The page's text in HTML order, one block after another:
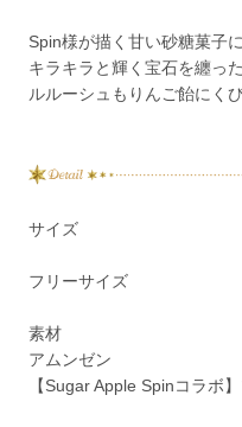
Spin様が描く甘い砂糖菓子
キラキラと輝く宝石を纏っ
ルルーシュもりんご飴にく
サイズ
フリーサイズ
素材
アムンゼン
【Sugar Apple Spinコラボ